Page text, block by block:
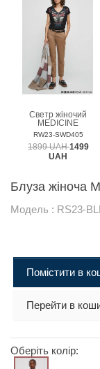
Светр жіночий
MEDICINE
RW23-SWD405
1899 UAH1499
UAH
Блуза жіноча
Модель : RS23-
Помістити в
Перейти в
Оберіть колір: